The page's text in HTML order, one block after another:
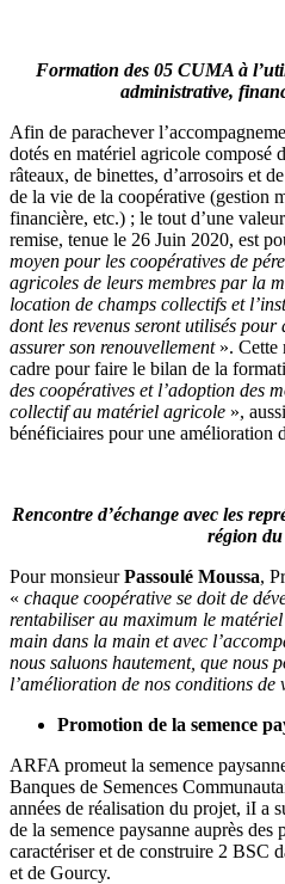
Formation des 05 CUMA à
administrative,
Afin de parachever
dotés en matériel agricole composé
râteaux, de binettes, d’arrosoirs et
de la vie de la coopérative (gestion
financière, etc.) ; le tout d’une
remise, tenue le 26 Juin 2020, est
moyen pour les coopératives de
agricoles de leurs membres par la
location de champs collectifs et
dont les revenus seront utilisés
assurer son renouvellement». Cette
cadre pour faire le bilan de la
des coopératives et l’adoption des
collectif au matériel agricole »,
bénéficiaires pour une amélioration
Rencontre d’échange avec les
région
Pour monsieurPassoulé Moussa,
« chaque coopérative se doit de
rentabiliser au maximum le matériel
main dans la main et avec
nous saluons hautement, que nous
l’amélioration de nos conditions de
Promotion de la semence
ARFA promeut la semence
Banques de Semences
années de réalisation du projet, iI a
de la semence paysanne auprès des
caractériser et de construire 2 BSC
et de Gourcy.